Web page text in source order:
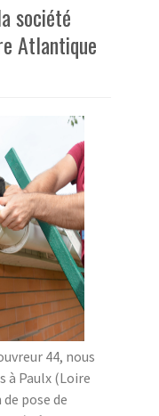
société
Atlantique
44, nous
à Paulx (Loire
pose de